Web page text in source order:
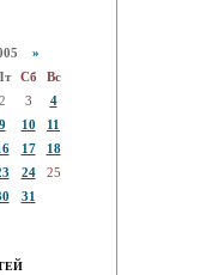
»
Сб
Вс
2 3
4
9 10
11
17
18
24
25
31